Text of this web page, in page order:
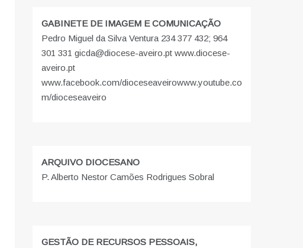
GABINETE DE IMAGEM E COMUNICAÇÃO
Pedro Miguel da Silva Ventura 234 377 432; 964
301 331 gicda@diocese-aveiro.pt www.diocese-
aveiro.pt
www.facebook.com/dioceseaveirowww.youtube.co
m/dioceseaveiro
ARQUIVO DIOCESANO
P. Alberto Nestor Camões Rodrigues Sobral
GESTÃO DE RECURSOS PESSOAIS,